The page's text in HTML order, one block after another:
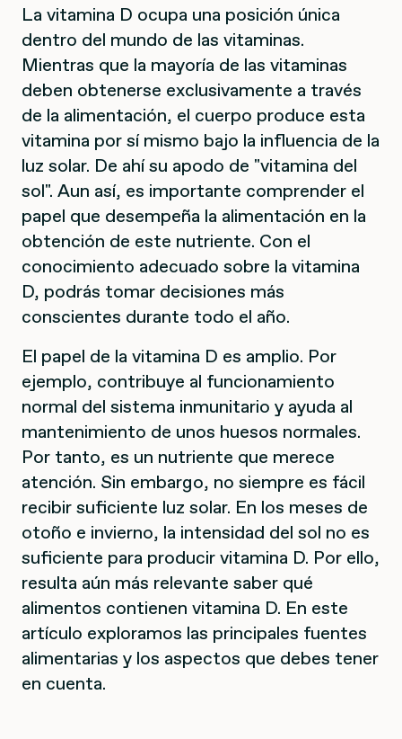
La vitamina D ocupa una posición única
dentro del mundo de las vitaminas.
Mientras que la mayoría de las vitaminas
deben obtenerse exclusivamente a través
de la alimentación, el cuerpo produce esta
vitamina por sí mismo bajo la influencia de la
luz solar. De ahí su apodo de "vitamina del
sol". Aun así, es importante comprender el
papel que desempeña la alimentación en la
obtención de este nutriente. Con el
conocimiento adecuado sobre la vitamina
D, podrás tomar decisiones más
conscientes durante todo el año.
El papel de la vitamina D es amplio. Por
ejemplo, contribuye al funcionamiento
normal del sistema inmunitario y ayuda al
mantenimiento de unos huesos normales.
Por tanto, es un nutriente que merece
atención. Sin embargo, no siempre es fácil
recibir suficiente luz solar. En los meses de
otoño e invierno, la intensidad del sol no es
suficiente para producir vitamina D. Por ello,
resulta aún más relevante saber qué
alimentos contienen vitamina D. En este
artículo exploramos las principales fuentes
alimentarias y los aspectos que debes tener
en cuenta.